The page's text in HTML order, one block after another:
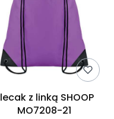
z linką SHOOP
MO7208-21